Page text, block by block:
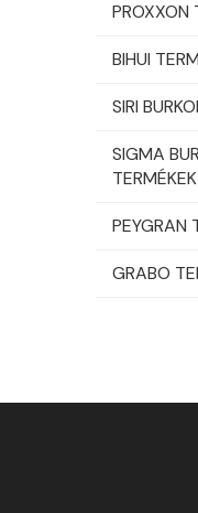
PROXXON
BIHUI
SIRI
SIGMA
TERMÉKEK
PEYGRAN
GRABO